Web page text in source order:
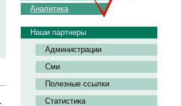
Аналитика
Наши партнеры
Администрации
Сми
Полезные ссылки
Статистика